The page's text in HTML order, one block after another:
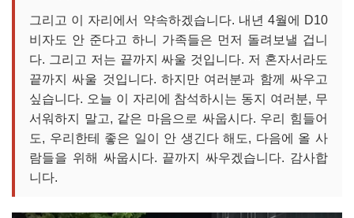
그리고 이 자리에서 약속하겠습니다. 내년 4월에 D10
비자도 안 준다고 하니 가족들은 먼저 돌려보낼 겁니
다. 그리고 저는 끝까지 싸울 것입니다. 저 혼자서라도
끝까지 싸울 것입니다. 하지만 여러분과 함께 싸우고
싶습니다. 오늘 이 자리에 참석하시는 동지 여러분, 무
서워하지 말고, 같은 마음으로 싸웁시다. 우리 힘들어
도, 우리한테 좋은 일이 안 생긴다 해도, 다음에 올 사
람들을 위해 싸웁시다. 끝까지 싸우겠습니다. 감사합
니다.